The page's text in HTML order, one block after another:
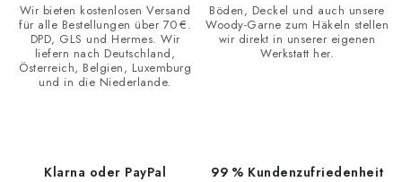
Wir bieten kostenlosen Versand
für alle Bestellungen über 70 €.
DPD, GLS und Hermes. Wir
liefern nach Deutschland,
Österreich, Belgien, Luxemburg
und in die Niederlande.
Böden, Deckel und auch unsere
Woody-Garne zum Häkeln stellen
wir direkt in unserer eigenen
Werkstatt her.
Klarna oder PayPal 99 % Kundenzufriedenheit